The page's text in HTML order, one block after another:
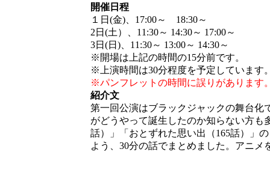
開催日程
１日(金)、17:00～ 18:30～
2日(土）、11:30～ 14:30～ 17:00～
3日(日)、11:30～ 13:00～ 14:30～
※開場は上記の時間の15分前です。
※上演時間は30分程度を予定しています
※パンフレットの時間に誤りがあります
紹介文
第一回公演はブラックジャックの舞台化
がどうやって誕生したのか知らない方も
話）」「おとずれた思い出（165話）」
よう、30分の話でまとめました。アニ